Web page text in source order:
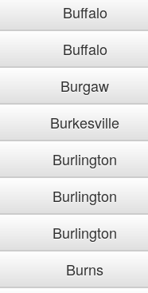
Buffalo
Buffalo
Burgaw
Burkesville
Burlington
Burlington
Burlington
Burns